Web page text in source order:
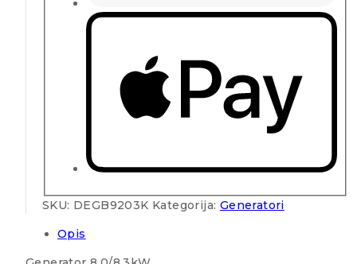
SKU: DEGB9203K Kategorija: Generatori
Opis